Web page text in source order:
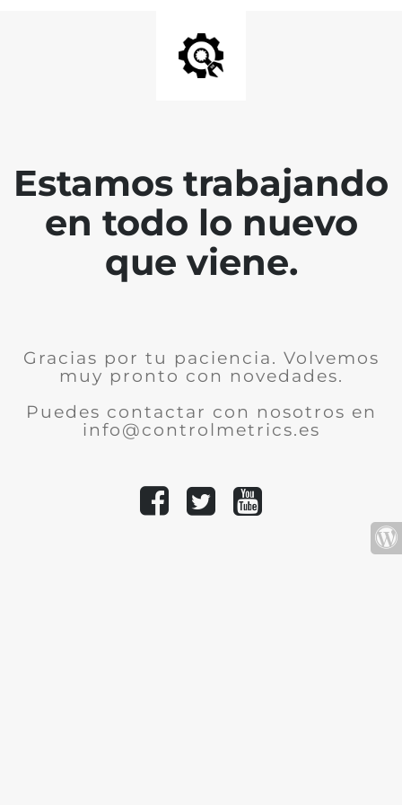
Estamos trabajando
en todo lo nuevo
que viene.
Gracias por tu paciencia. Volvemos
muy pronto con novedades.
Puedes contactar con nosotros en
info@controlmetrics.es